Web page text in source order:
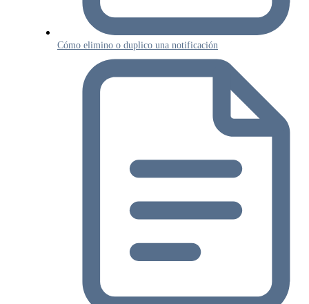
Cómo elimino o duplico una notificación